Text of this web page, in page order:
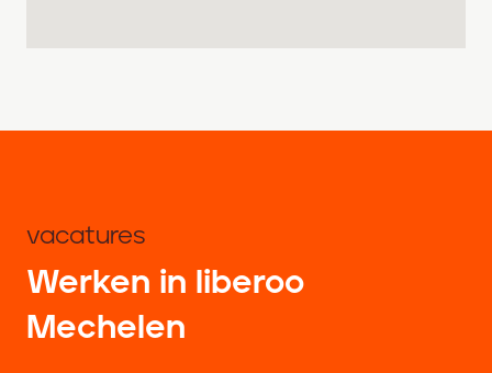
vacatures
Werken in liberoo
Mechelen